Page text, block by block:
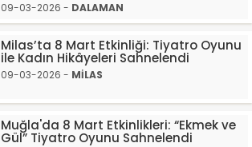
09-03-2026 - DALAMAN
Milas’ta 8 Mart Etkinliği: Tiyatro Oyunu
ile Kadın Hikâyeleri Sahnelendi
09-03-2026 - MİLAS
Muğla'da 8 Mart Etkinlikleri: “Ekmek ve
Gül” Tiyatro Oyunu Sahnelendi